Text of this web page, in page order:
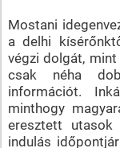
Mostani
a delhi
végzi dolgát,
csak néha
információt.
minthogy
eresztett utasok
indulás